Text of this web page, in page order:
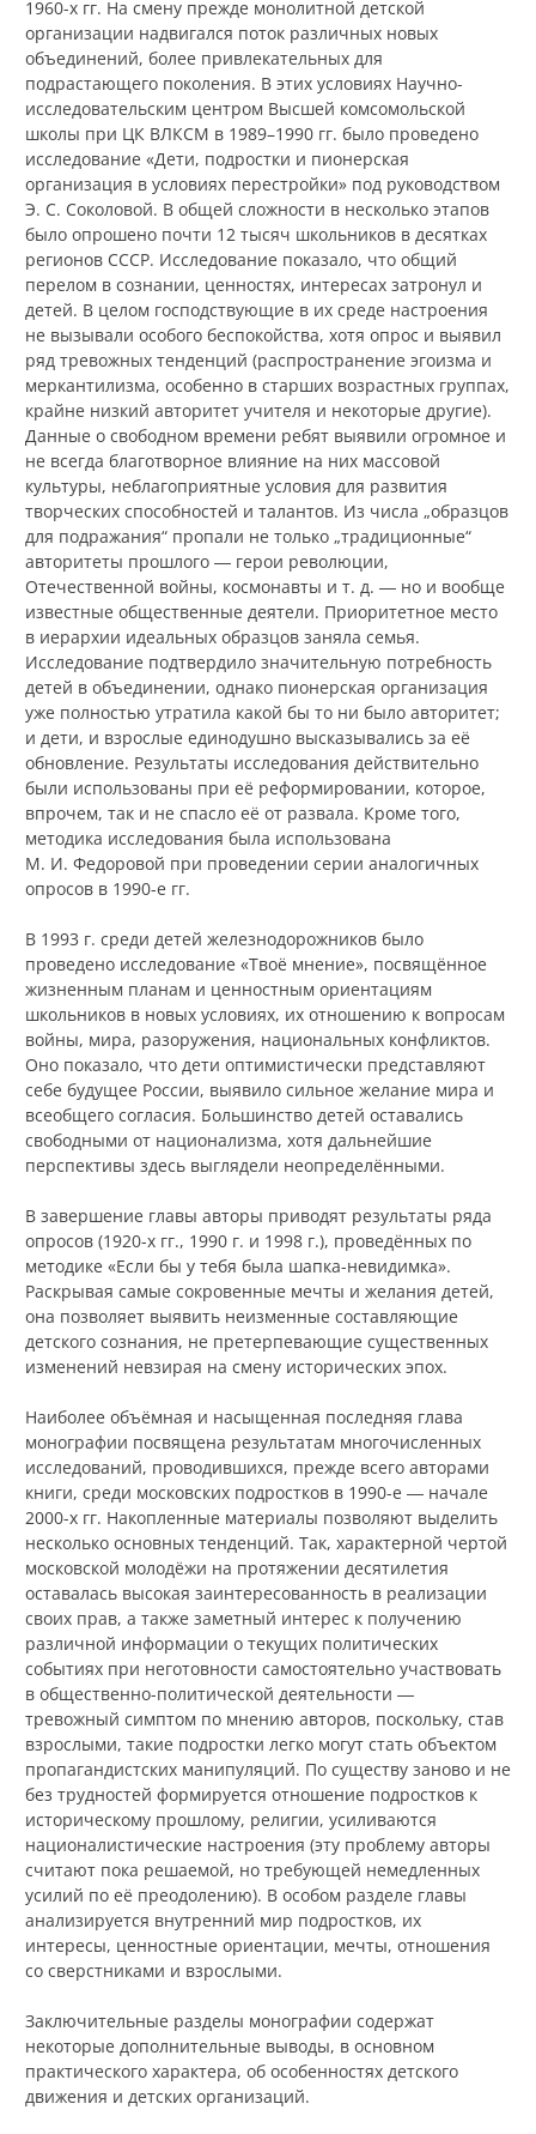
1960-х гг. На смену прежде монолитной детской
организации надвигался поток различных новых
объединений, более привлекательных для
подрастающего поколения. В этих условиях Научно-
исследовательским центром Высшей комсомольской
школы при ЦК ВЛКСМ в 1989–1990 гг. было проведено
исследование «Дети, подростки и пионерская
организация в условиях перестройки» под руководством
Э. С. Соколовой. В общей сложности в несколько этапов
было опрошено почти 12 тысяч школьников в десятках
регионов СССР. Исследование показало, что общий
перелом в сознании, ценностях, интересах затронул и
детей. В целом господствующие в их среде настроения
не вызывали особого беспокойства, хотя опрос и выявил
ряд тревожных тенденций (распространение эгоизма и
меркантилизма, особенно в старших возрастных группах,
крайне низкий авторитет учителя и некоторые другие).
Данные о свободном времени ребят выявили огромное и
не всегда благотворное влияние на них массовой
культуры, неблагоприятные условия для развития
творческих способностей и талантов. Из числа „образцов
для подражания“ пропали не только „традиционные“
авторитеты прошлого ― герои революции,
Отечественной войны, космонавты и т. д. ― но и вообще
известные общественные деятели. Приоритетное место
в иерархии идеальных образцов заняла семья.
Исследование подтвердило значительную потребность
детей в объединении, однако пионерская организация
уже полностью утратила какой бы то ни было авторитет;
и дети, и взрослые единодушно высказывались за её
обновление. Результаты исследования действительно
были использованы при её реформировании, которое,
впрочем, так и не спасло её от развала. Кроме того,
методика исследования была использована
М. И. Федоровой при проведении серии аналогичных
опросов в 1990-е гг.
В 1993 г. среди детей железнодорожников было
проведено исследование «Твоё мнение», посвящённое
жизненным планам и ценностным ориентациям
школьников в новых условиях, их отношению к вопросам
войны, мира, разоружения, национальных конфликтов.
Оно показало, что дети оптимистически представляют
себе будущее России, выявило сильное желание мира и
всеобщего согласия. Большинство детей оставались
свободными от национализма, хотя дальнейшие
перспективы здесь выглядели неопределёнными.
В завершение главы авторы приводят результаты ряда
опросов (1920-х гг., 1990 г. и 1998 г.), проведённых по
методике «Если бы у тебя была шапка-невидимка».
Раскрывая самые сокровенные мечты и желания детей,
она позволяет выявить неизменные составляющие
детского сознания, не претерпевающие существенных
изменений невзирая на смену исторических эпох.
Наиболее объёмная и насыщенная последняя глава
монографии посвящена результатам многочисленных
исследований, проводившихся, прежде всего авторами
книги, среди московских подростков в 1990-е ― начале
2000-х гг. Накопленные материалы позволяют выделить
несколько основных тенденций. Так, характерной чертой
московской молодёжи на протяжении десятилетия
оставалась высокая заинтересованность в реализации
своих прав, а также заметный интерес к получению
различной информации о текущих политических
событиях при неготовности самостоятельно участвовать
в общественно-политической деятельности ―
тревожный симптом по мнению авторов, поскольку, став
взрослыми, такие подростки легко могут стать объектом
пропагандистских манипуляций. По существу заново и не
без трудностей формируется отношение подростков к
историческому прошлому, религии, усиливаются
националистические настроения (эту проблему авторы
считают пока решаемой, но требующей немедленных
усилий по её преодолению). В особом разделе главы
анализируется внутренний мир подростков, их
интересы, ценностные ориентации, мечты, отношения
со сверстниками и взрослыми.
Заключительные разделы монографии содержат
некоторые дополнительные выводы, в основном
практического характера, об особенностях детского
движения и детских организаций.